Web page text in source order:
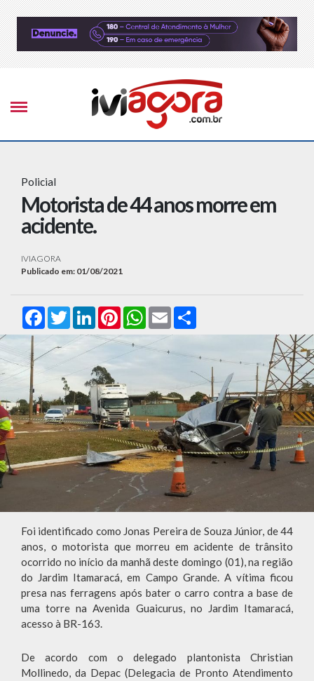
Policial
Motorista de 44 anos morre em
acidente.
IVIAGORA
Publicado em: 01/08/2021
FacebookTwitterLinkedInPinterestWhatsApp
Email
Foi identificado como Jonas Pereira de Souza Júnior, de 44
anos, o motorista que morreu em acidente de trânsito
ocorrido no início da manhã deste domingo (01), na região
do Jardim Itamaracá, em Campo Grande. A vítima ficou
presa nas ferragens após bater o carro contra a base de
uma torre na Avenida Guaicurus, no Jardim Itamaracá,
acesso à BR-163.
De acordo com o delegado plantonista Christian
Mollinedo, da Depac (Delegacia de Pronto Atendimento